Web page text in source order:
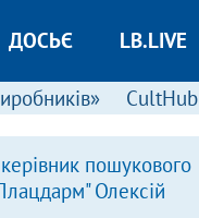
ДОСЬЄ LB.LIVE
CultHub
пошукового
Олексій